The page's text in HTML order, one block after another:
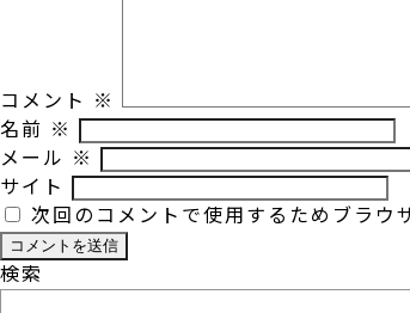
コメント ※
名前 ※
メール ※
サイト
次回のコメントで使用するためブラウ
検索